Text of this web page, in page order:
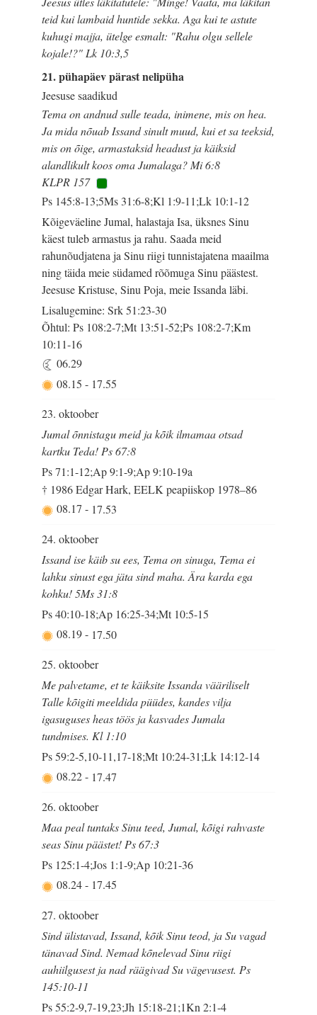
teid kui lambaid huntide sekka. Aga kui te astute
kuhugi majja, ütelge esmalt: "Rahu olgu sellele
kojale!?" Lk 10:3,5
21. pühapäev pärast nelipüha
Jeesuse saadikud
Tema on andnud sulle teada, inimene, mis on hea.
Ja mida nõuab Issand sinult muud, kui et sa teeksid,
mis on õige, armastaksid headust ja käiksid
alandlikult koos oma Jumalaga? Mi 6:8
KLPR 157
Ps 145:8-13;5Ms 31:6-8;Kl 1:9-11;Lk 10:1-12
Kõigeväeline Jumal, halastaja Isa, üksnes Sinu
käest tuleb armastus ja rahu. Saada meid
rahunõudjatena ja Sinu riigi tunnistajatena maailma
ning täida meie südamed rõõmuga Sinu päästest.
Jeesuse Kristuse, Sinu Poja, meie Issanda läbi.
Lisalugemine: Srk 51:23-30
Õhtul: Ps 108:2-7;Mt 13:51-52;Ps 108:2-7;Km
10:11-16
06.29
08.15- 17.55
23. oktoober
Jumal õnnistagu meid ja kõik ilmamaa otsad
kartku Teda! Ps 67:8
Ps 71:1-12;Ap 9:1-9;Ap 9:10-19a
† 1986 Edgar Hark, EELK peapiiskop 1978–86
08.17- 17.53
24. oktoober
Issand ise käib su ees, Tema on sinuga, Tema ei
lahku sinust ega jäta sind maha. Ära karda ega
kohku! 5Ms 31:8
Ps 40:10-18;Ap 16:25-34;Mt 10:5-15
08.19- 17.50
25. oktoober
Me palvetame, et te käiksite Issanda vääriliselt
Talle kõigiti meeldida püüdes, kandes vilja
igasuguses heas töös ja kasvades Jumala
tundmises. Kl 1:10
Ps 59:2-5,10-11,17-18;Mt 10:24-31;Lk 14:12-14
08.22- 17.47
26. oktoober
Maa peal tuntaks Sinu teed, Jumal, kõigi rahvaste
seas Sinu päästet! Ps 67:3
Ps 125:1-4;Jos 1:1-9;Ap 10:21-36
08.24- 17.45
27. oktoober
Sind ülistavad, Issand, kõik Sinu teod, ja Su vagad
tänavad Sind. Nemad kõnelevad Sinu riigi
auhiilgusest ja nad räägivad Su vägevusest. Ps
145:10-11
Ps 55:2-9,7-19,23;Jh 15:18-21;1Kn 2:1-4